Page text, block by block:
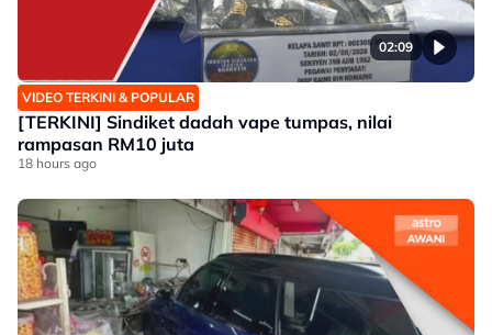
02:09
VIDEO TERKINI & POPULAR
[TERKINI] Sindiket dadah vape tumpas, nilai
rampasan RM10 juta
18 hours ago